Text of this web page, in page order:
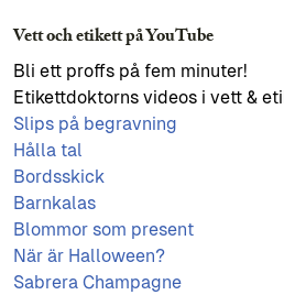
Vett och etikett på YouTube
Bli ett proffs på fem minuter!
Etikettdoktorns videos i vett &
Slips på begravning
Hålla tal
Bordsskick
Barnkalas
Blommor som present
När är Halloween?
Sabrera Champagne